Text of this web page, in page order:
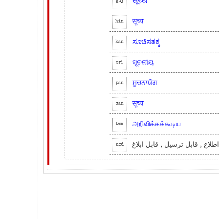
guj
hin सूच्य
kan ಸೂಚಿಸತಕ್ಕ
ori ସୂଚନୀୟ
pan ਸੂਚਨਾਯੋਗ
san सूच्य
tam அறிவிக்கக்கூடிய
urd , قابل ترسیل , قابل ابلاغ